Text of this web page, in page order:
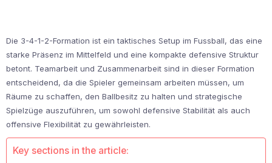
Die 3-4-1-2-Formation ist ein taktisches Setup im Fussball, das eine
starke Präsenz im Mittelfeld und eine kompakte defensive Struktur
betont. Teamarbeit und Zusammenarbeit sind in dieser Formation
entscheidend, da die Spieler gemeinsam arbeiten müssen, um
Räume zu schaffen, den Ballbesitz zu halten und strategische
Spielzüge auszuführen, um sowohl defensive Stabilität als auch
offensive Flexibilität zu gewährleisten.
Key sections in the article: